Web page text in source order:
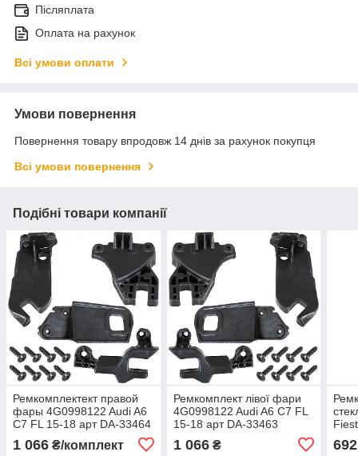
Післяплата
Оплата на рахунок
Всі умови оплати
Умови повернення
Повернення товару впродовж 14 днів за рахунок покупця
Всі умови повернення
Подібні товари компанії
Ремкомплектект правой
фары 4G0998122 Audi A6
C7 FL 15-18 арт DA-33464
1 066 ₴/комплект
Ремкомплект лівої фари
4G0998122 Audi A6 C7 FL
15-18 арт DA-33463
1 066₴ 692